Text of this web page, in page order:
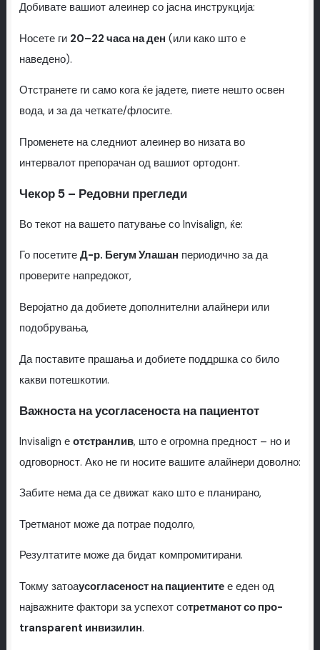
Добивате вашиот алеинер со јасна инструкција:
Носете ги 20–22 часа на ден (или како што е
наведено).
Отстранете ги само кога ќе јадете, пиете нешто освен
вода, и за да четкате/флосите.
Променете на следниот алеинер во низата во
интервалот препорачан од вашиот ортодонт.
Чекор 5 – Редовни прегледи
Во текот на вашето патување со Invisalign, ќе:
Го посетите Д-р. Бегум Улашан периодично за да
проверите напредокот,
Веројатно да добиете дополнителни алайнери или
подобрувања,
Да поставите прашања и добиете поддршка со било
какви потешкотии.
Важноста на усогласеноста на пациентот
Invisalign е отстранлив, што е огромна предност – но и
одговорност. Ако не ги носите вашите алайнери доволно:
Забите нема да се движат како што е планирано,
Третманот може да потрае подолго,
Резултатите може да бидат компромитирани.
Токму затоаусогласеност на пациентитее еден од
најважните фактори за успехот сотретманот со про-
transparent инвизилин.